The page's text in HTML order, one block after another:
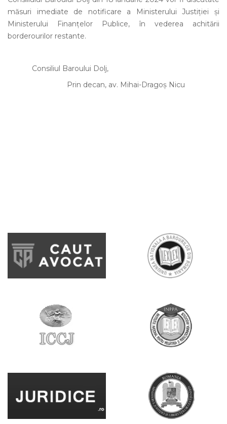
măsuri imediate de notificare a Ministerului Justiției și
Ministerului Finanțelor Publice, în vederea achitării
borderourilor restante.
Consiliul Baroului Dolj,
Prin decan, av. Mihai-Dragoș Nicu